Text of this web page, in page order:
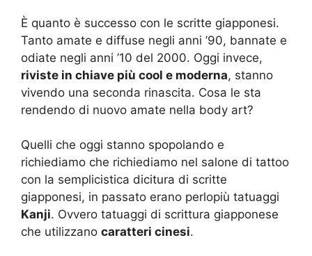
È quanto è successo con le scritte giapponesi.
Tanto amate e diffuse negli anni ’90, bannate e
odiate negli anni ’10 del 2000. Oggi invece,
riviste in chiave più cool e moderna, stanno
vivendo una seconda rinascita. Cosa le sta
rendendo di nuovo amate nella body art?
Quelli che oggi stanno spopolando e
richiediamo che richiediamo nel salone di tattoo
con la semplicistica dicitura di scritte
giapponesi, in passato erano perlopiù tatuaggi
Kanji. Ovvero tatuaggi di scrittura giapponese
che utilizzano caratteri cinesi.